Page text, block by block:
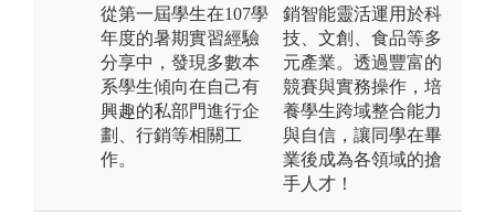
從第一屆學生在107學
年度的暑期實習經驗
分享中，發現多數本
系學生傾向在自己有
興趣的私部門進行企
劃、行銷等相關工
作。
銷智能靈活運用於科
技、文創、食品等多
元產業。透過豐富的
競賽與實務操作，培
養學生跨域整合能力
與自信，讓同學在畢
業後成為各領域的搶
手人才！